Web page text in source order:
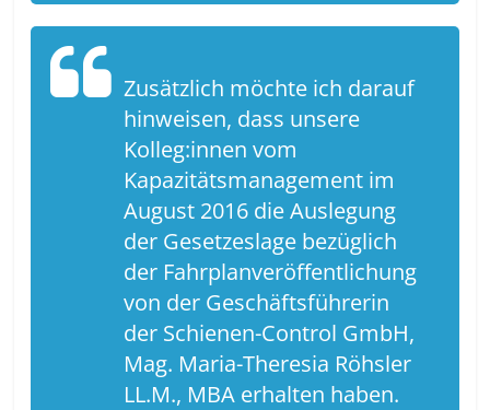
Zusätzlich möchte ich darauf
hinweisen, dass unsere
Kolleg:innen vom
Kapazitätsmanagement im
August 2016 die Auslegung
der Gesetzeslage bezüglich
der Fahrplanveröffentlichung
von der Geschäftsführerin
der Schienen-Control GmbH,
Mag. Maria-Theresia Röhsler
LL.M., MBA erhalten haben.